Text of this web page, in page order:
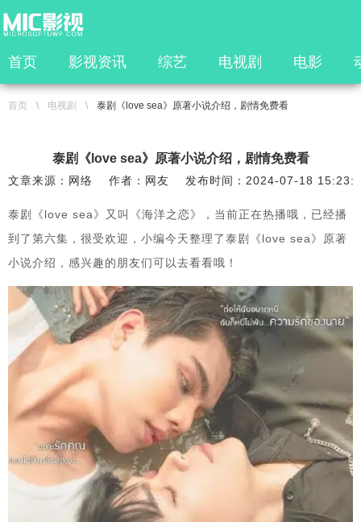
首页 影视资讯 综艺 电视剧 电影
首页 \ 电视剧 \ 泰剧《love sea》原著小说介绍，剧情免费看
泰剧《love sea》原著小说介绍，剧情免费看
文章来源：网络 作者：网友 发布时间：2024-07-18
泰剧《love sea》又叫《海洋之恋》，当前正在热播哦，已经播
到了第六集，很受欢迎，小编今天整理了泰剧《love sea》原著
小说介绍，感兴趣的朋友们可以去看看哦！